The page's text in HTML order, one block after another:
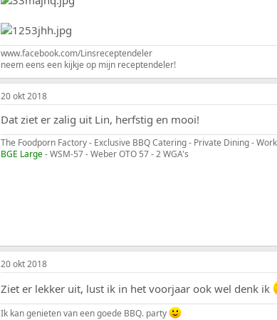
www.facebook.com/Linsreceptendeler
neem eens een kijkje op mijn receptendeler!
20 okt 2018
Dat ziet er zalig uit Lin, herfstig en mooi!
The Foodporn Factory - Exclusive BBQ Catering - Private Dining -
BGE Large- WSM-57 - Weber OTO 57 - 2 WGA's
20 okt 2018
Ziet er lekker uit, lust ik in het voorjaar ook wel denk ik
Ik kan genieten van een goede BBQ. party